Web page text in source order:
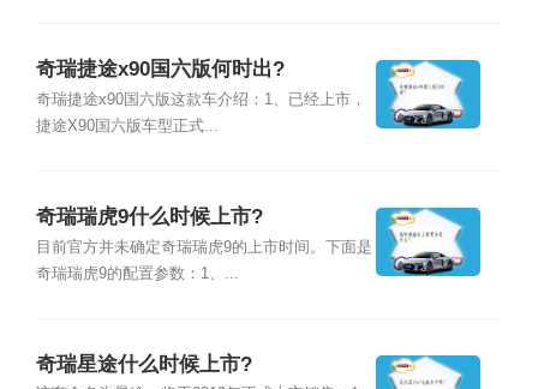
奇瑞捷途x90国六版何时出?
奇瑞捷途x90国六版这款车介绍：1、已经上市，
捷途X90国六版车型正式...
奇瑞瑞虎9什么时候上市?
目前官方并未确定奇瑞瑞虎9的上市时间。下面是
奇瑞瑞虎9的配置参数：1、...
奇瑞星途什么时候上市?